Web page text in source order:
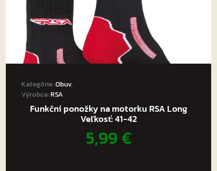
Kategórie:Obuv,
Výrobca:RSA
Funkční ponožky na motorku RSA Long
Veľkosť: 41-42
5,99€